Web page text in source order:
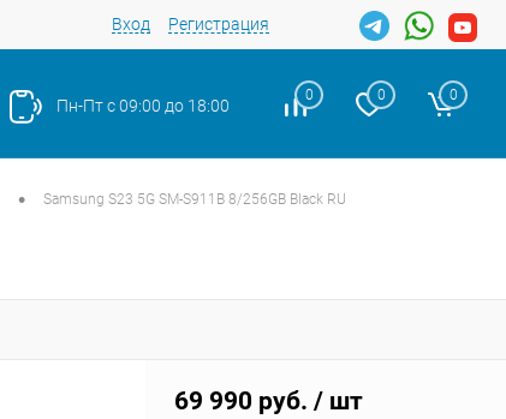
Вход Регистрация
Пн-Пт с 09:00 до 18:00
0 0 0
• Samsung S23 5G SM-S911B 8/256GB Black RU
69 990 руб. / шт